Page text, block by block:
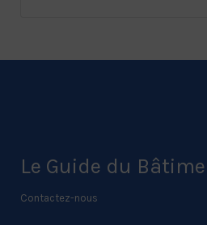
Le Guide du
Contactez-nous